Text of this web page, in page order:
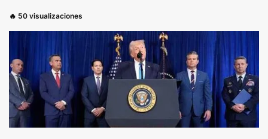
🔥 50 visualizaciones